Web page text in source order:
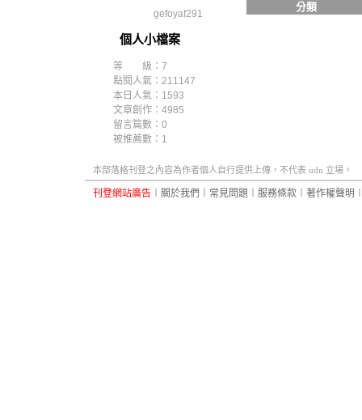
gefoyaf291
個人小檔案
等 級：7
點閱人氣：211147
本日人氣：1593
文章創作：4985
留言篇數：0
被推薦數： 1
分類
本部落格刊登之內容為作者個人自行提供上傳，不代表 udn 立場。
刊登網站廣告 關於我們 常見問題 服務條款 著作權聲明